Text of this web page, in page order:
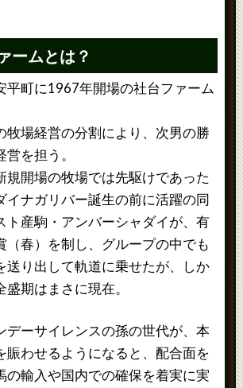
ームとは？
平町に1967年開場の社台ファーム
牧場経営の分割により、次男の勝
を担う。
規開場の牧場では先駆けであった
イナガリバー誕生の前に活躍の同
ト産駒・アンバーシャダイが、有
（春）を制し、グループの中でも
送り出して軌道に乗せたが、しか
盛期はまさに現在。
デーサイレンスの孫の世代が、本
賑わせるようになると、配合面を
の輸入や国内での確保を着実に実